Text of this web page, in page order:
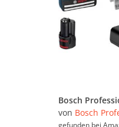
von Bosch
gefunden bei